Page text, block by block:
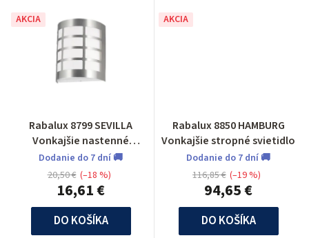
AKCIA
Rabalux 8799 SEVILLA
Vonkajšie nastenné
svietidlo
Dodanie do 7 dní 🚚
16,61 €
20,50 € (–18 %)
DO KOŠÍKA
AKCIA
Rabalux 8850 HAMBURG
Vonkajšie stropné svietidlo
Dodanie do 7 dní 🚚
94,65 €
116,85 € (–19 %)
DO KOŠÍKA